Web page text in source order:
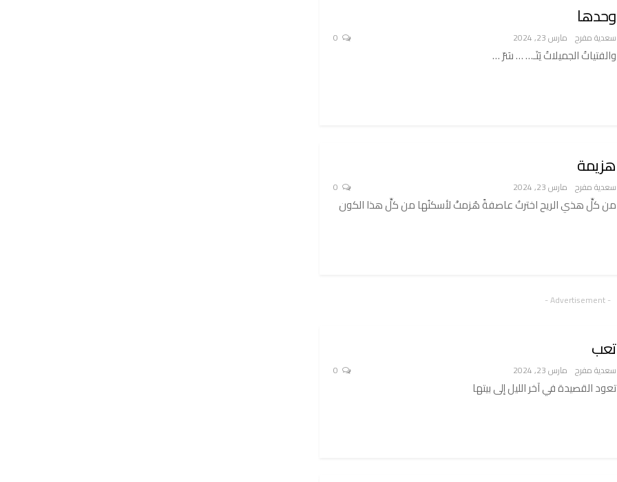
وحدها
سعدية مفرح مارس 23, 2024
والفتياتُ الجميلاتُ يَتَـ… … سَرّ …
هزيمة
سعدية مفرح مارس 23, 2024
من كلِّ هذي الريح اخترتُ عاصفةً هُزمتْ لأسكنُها من كلِّ هذا الكون
- Advertisement -
تعب
سعدية مفرح مارس 23, 2024
تعود القصيدة في آخر الليل إلى بيتها